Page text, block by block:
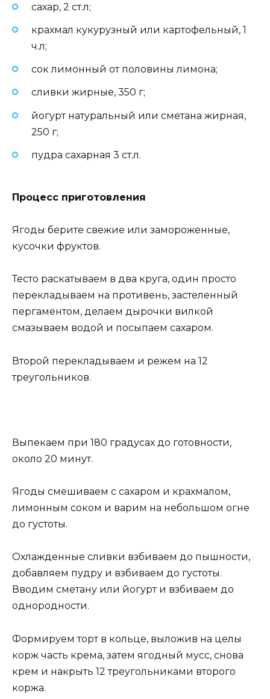
сахар, 2 ст.л;
крахмал кукурузный или картофельный, 1
ч.л;
сок лимонный от половины лимона;
сливки жирные, 350 г;
йогурт натуральный или сметана жирная,
250 г;
пудра сахарная 3 ст.л.
Процесс приготовления
Ягоды берите свежие или замороженные,
кусочки фруктов.
Тесто раскатываем в два круга, один просто
перекладываем на противень, застеленный
пергаментом, делаем дырочки вилкой
смазываем водой и посыпаем сахаром.
Второй перекладываем и режем на 12
треугольников.
Выпекаем при 180 градусах до готовности,
около 20 минут.
Ягоды смешиваем с сахаром и крахмалом,
лимонным соком и варим на небольшом огне
до густоты.
Охлажденные сливки взбиваем до пышности,
добавляем пудру и взбиваем до густоты.
Вводим сметану или йогурт и взбиваем до
однородности.
Формируем торт в кольце, выложив на целы
корж часть крема, затем ягодный мусс, снова
крем и накрыть 12 треугольниками второго
коржа.